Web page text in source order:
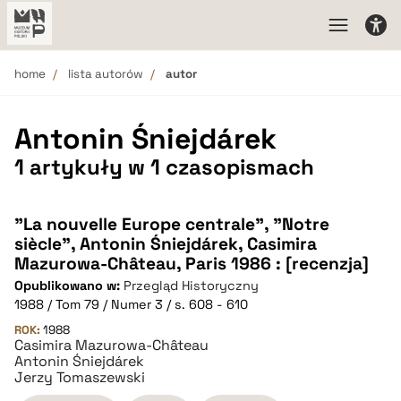
home lista autorów autor
Antonin Śniejdárek
1 artykuły w 1 czasopismach
"La nouvelle Europe centrale", "Notre
siècle", Antonin Śniejdárek, Casimira
Mazurowa-Château, Paris 1986 : [recenzja]
Opublikowano w: Przegląd Historyczny
1988 / Tom 79 / Numer 3 / s. 608 - 610
ROK: 1988
Casimira Mazurowa-Château
Antonin Śniejdárek
Jerzy Tomaszewski